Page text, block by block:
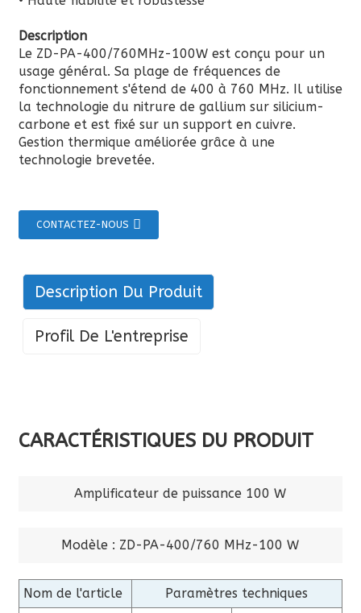
Description
Le ZD-PA-400/760MHz-100W est conçu pour un
usage général. Sa plage de fréquences de
fonctionnement s'étend de 400 à 760 MHz. Il utilise
la technologie du nitrure de gallium sur silicium-
carbone et est fixé sur un support en cuivre.
Gestion thermique améliorée grâce à une
technologie brevetée.
CONTACTEZ-NOUS
Description Du Produit
Profil De L'entreprise
CARACTÉRISTIQUES DU PRODUIT
Amplificateur de puissance 100 W
Modèle : ZD-PA-400/760 MHz-100 W
Nom de l'article
Paramètres techniques